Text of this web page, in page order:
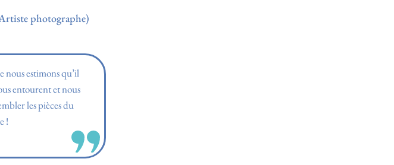
photographe)
nous estimons qu’il
entourent et nous
les pièces du
!